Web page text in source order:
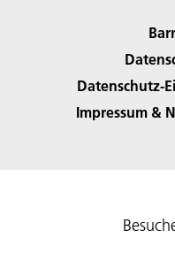
Datenschutz-
Impressum &